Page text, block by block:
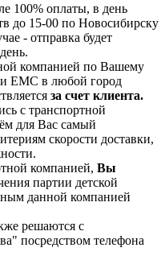
100% оплаты, в день
до 15-00 по Новосибирску
- отправка будет
компанией по Вашему
ЕМС в любой город
за счет клиента.
с транспортной
для Вас самый
скорости доставки,
компанией, Вы
партии детской
данной компанией
решаются с
посредством телефона